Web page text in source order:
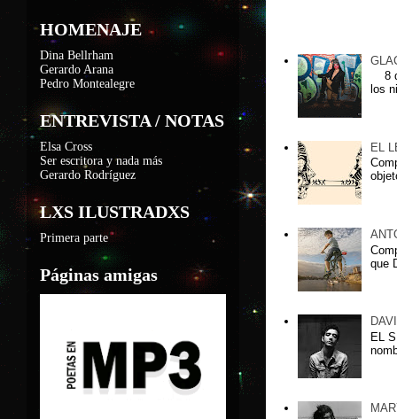
8
los
EL
que
EL
HOMENAJE
Dina Bellrham
Gerardo Arana
Pedro Montealegre
ENTREVISTA / NOTAS
Elsa Cross
Ser escritora y nada más
Gerardo Rodríguez
LXS ILUSTRADXS
Primera parte
Páginas amigas